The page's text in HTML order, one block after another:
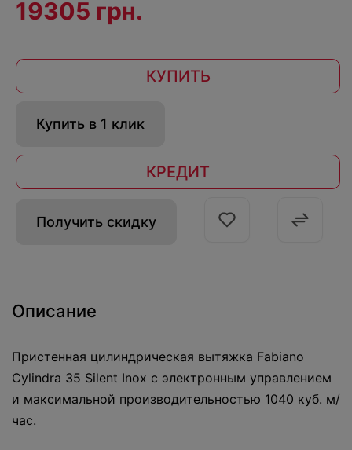
19305 грн.
КУПИТЬ
Купить в 1 клик
КРЕДИТ
Получить скидку
Описание
Пристенная цилиндрическая вытяжка Fabiano
Cylindra 35 Silent Inox с электронным управлением
и максимальной производительностью 1040 куб. м/
час.